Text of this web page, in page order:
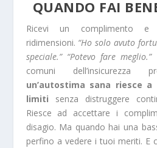
QUANDO FAI
Ricevi un complimento e
ridimensioni. “Ho solo avuto
speciale.” “Potevo fare meglio.”
comuni dell’insicurezza
un’autostima sana riesce
limiti senza distruggere
Riesce ad accettare i
disagio. Ma quando hai una
perfino a vedere i tuoi meriti. E